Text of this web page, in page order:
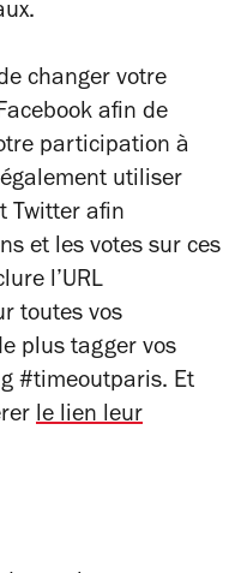
changer votre
afin de
participation à
utiliser
Twitter afin
et les votes sur ces
l’URL
toutes vos
plus tagger vos
#timeoutparis. Et
le lien leur